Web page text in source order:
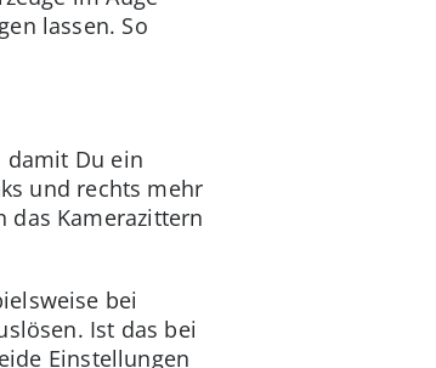
lassen. So
damit Du ein
und rechts mehr
das Kamerazittern
bei
Ist das bei
Einstellungen